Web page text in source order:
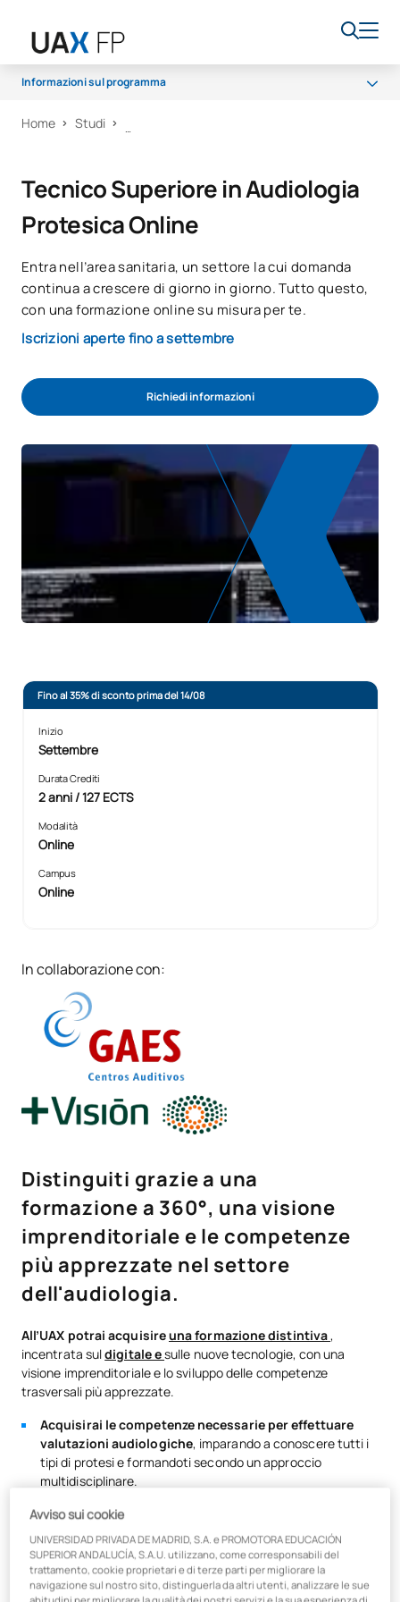
Informazioni sul programma
Programma
Borse di studio e aiuti finanziari
Opportunità di carriera
Home Studi
Tecnico Superiore in Audiologia
Protesica Online
Entra nell’area sanitaria, un settore la cui domanda
continua a crescere di giorno in giorno. Tutto questo,
con una formazione online su misura per te.
Iscrizioni aperte fino a settembre
Richiedi informazioni
Fino al 35% di sconto prima del 14/08
Inizio
Settembre
Durata Crediti
2 anni / 127 ECTS
Modalità
Online
Campus
Online
In collaborazione con:
Distinguiti grazie a una
formazione a 360°, una visione
imprenditoriale e le competenze
più apprezzate nel settore
dell'audiologia.
All’UAX potrai acquisireuna formazione distintiva ,
incentrata suldigitale esulle nuove tecnologie, con una
visione imprenditoriale e lo sviluppo delle competenze
trasversali più apprezzate.
Acquisirai le competenze necessarie per effettuare
valutazioni audiologiche, imparando a conoscere tutti i
tipi di protesi e formandoti secondo un approccio
multidisciplinare.
Imparerai a selezionare il tipo di protesi acustica
adatto a ciascun paziente.
Realizzerai adattatori anatomici e protettori acustici
base alle caratteristiche morfologiche dell’orecchio.
Realizzerai studi e preventivistimando il costo di
Avviso sui cookie
UNIVERSIDAD PRIVADA DE MADRID, S.A. e PROMOTORA EDUCACIÓN
SUPERIOR ANDALUCÍA, S.A.U. utilizzano, come corresponsabili del
trattamento, cookie proprietari e di terze parti per migliorare la
navigazione sul nostro sito, distinguerla da altri utenti, analizzare le sue